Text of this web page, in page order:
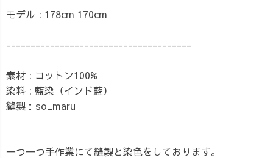
モデル : 178cm 170cm
--------------------------------------
素材 : コットン100%
染料 : 藍染（インド藍）
縫製：so_maru
一つ一つ手作業にて縫製と染色をしております。